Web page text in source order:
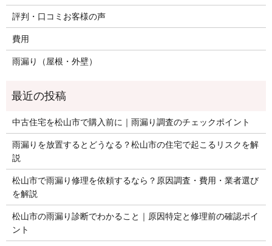
評判・口コミお客様の声
費用
雨漏り（屋根・外壁）
中古住宅を松山市で購入前に｜雨漏り調査のチェックポイント
雨漏りを放置するとどうなる？松山市の住宅で起こるリスクを解
説
松山市で雨漏り修理を依頼するなら？原因調査・費用・業者選び
を解説
松山市の雨漏り診断でわかること｜原因特定と修理前の確認ポイ
ント